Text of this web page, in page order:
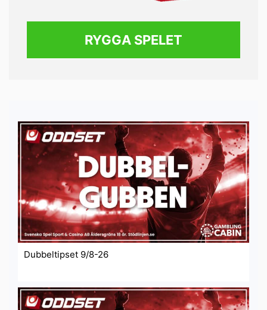
RYGGA SPELET
Dubbeltipset 9/8-26